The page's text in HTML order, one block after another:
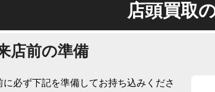
店頭買取
店前の準備
に必ず下記を準備してお持ち込みくださ